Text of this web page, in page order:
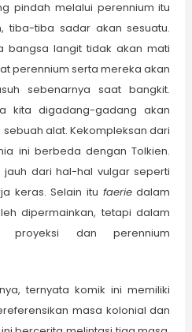
pindah melalui perennium itu
tiba-tiba sadar akan sesuatu.
bangsa langit tidak akan mati
perennium serta mereka akan
sebenarnya saat bangkit.
kita digadang-gadang akan
alat. Kekompleksan dari
ini berbeda dengan Tolkien.
dari hal-hal vulgar seperti
keras. Selain itu faeriedalam
dipermainkan, tetapi dalam
proyeksi dan perennium
ternyata komik ini memiliki
masa kolonial dan